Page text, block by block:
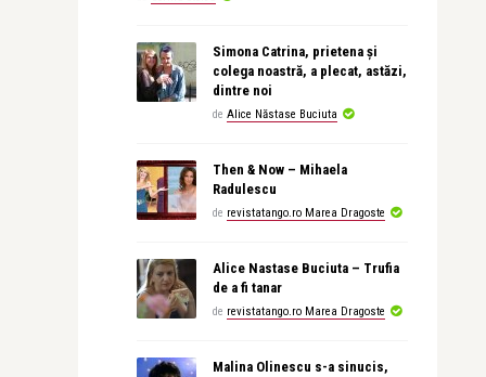
Simona Catrina, prietena și
colega noastră, a plecat, astăzi,
dintre noi
de Alice Năstase Buciuta
Then & Now – Mihaela
Radulescu
de revistatango.ro Marea Dragoste
Alice Nastase Buciuta – Trufia
de a fi tanar
de revistatango.ro Marea Dragoste
Malina Olinescu s-a sinucis,